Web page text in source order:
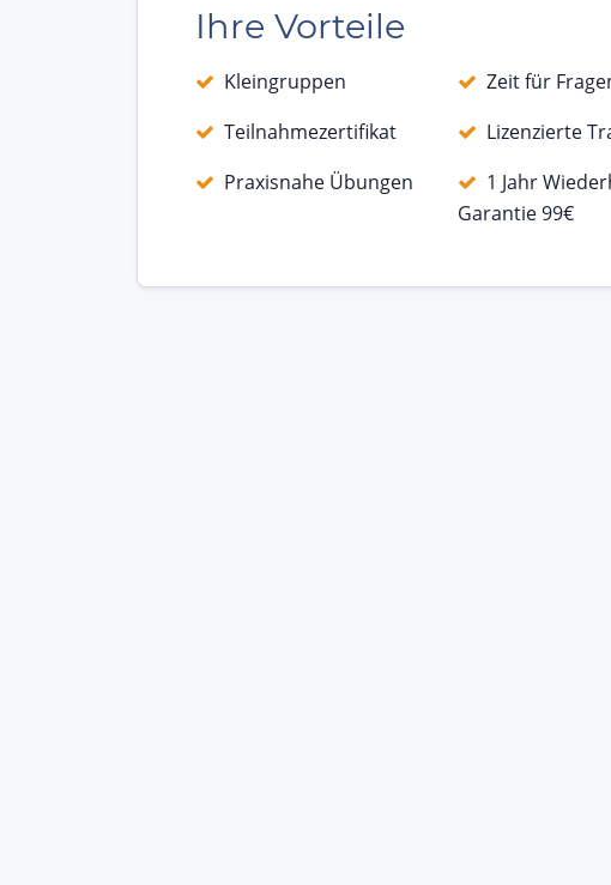
Ihre Vorteile
Kleingruppen
Zeit für
Teilnahmezertifikat
Lizenzierte
Praxisnahe Übungen
1 Jahr
Garantie 99€